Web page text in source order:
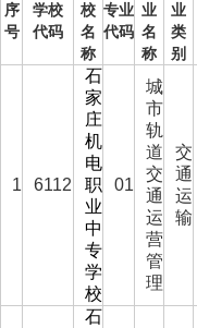
序
号
学校
代码
校
名
称
专业
代码
业
名
称
业
类
别
1 6112
石
家
庄
机
电
职
业
中
专
学
校
01
城
市
轨
道
交
通
运
营
管
理
交
通
运
输
石